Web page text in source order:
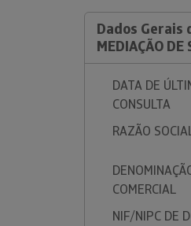
Dados Gerais
MEDIAÇÃO DE
DATA DE
CONSULTA
RAZÃO
COMERCIAL
NIF/NIPC DE